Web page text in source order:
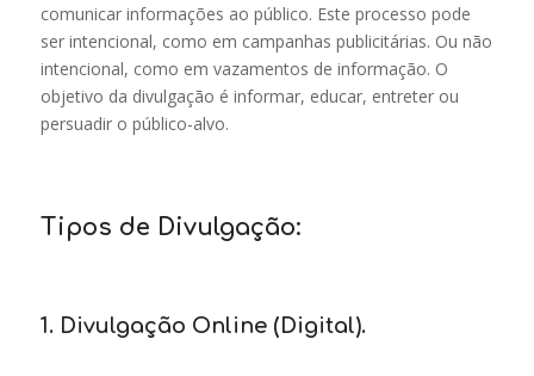
comunicar informações ao público. Este processo pode
ser intencional, como em campanhas publicitárias. Ou não
intencional, como em vazamentos de informação. O
objetivo da divulgação é informar, educar, entreter ou
persuadir o público-alvo.
Tipos de Divulgação:
1. Divulgação Online (Digital).